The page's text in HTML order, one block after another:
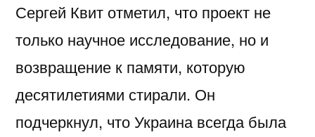
Сергей Квит отметил, что проект не
только научное исследование, но и
возвращение к памяти, которую
десятилетиями стирали. Он
подчеркнул, что Украина всегда была